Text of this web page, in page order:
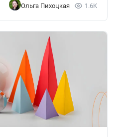
Ольга Пихоцкая 1.6K